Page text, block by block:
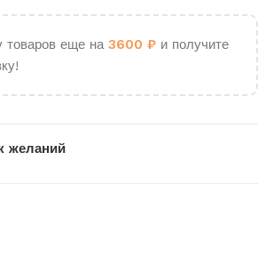
товаров еще на 3600 ₽ и получите
желаний